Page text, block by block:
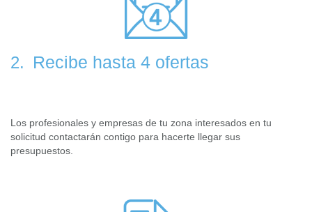
2. Recibe hasta 4 ofertas
Los profesionales y empresas de tu zona interesados en tu
solicitud contactarán contigo para hacerte llegar sus
presupuestos.